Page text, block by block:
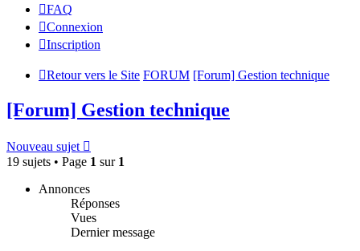
FAQ
Connexion
Inscription
Retour vers le Site FORUM [Forum] Gestion technique
[Forum] Gestion technique
Nouveau sujet
19 sujets • Page 1 sur 1
Annonces
Réponses
Vues
Dernier message